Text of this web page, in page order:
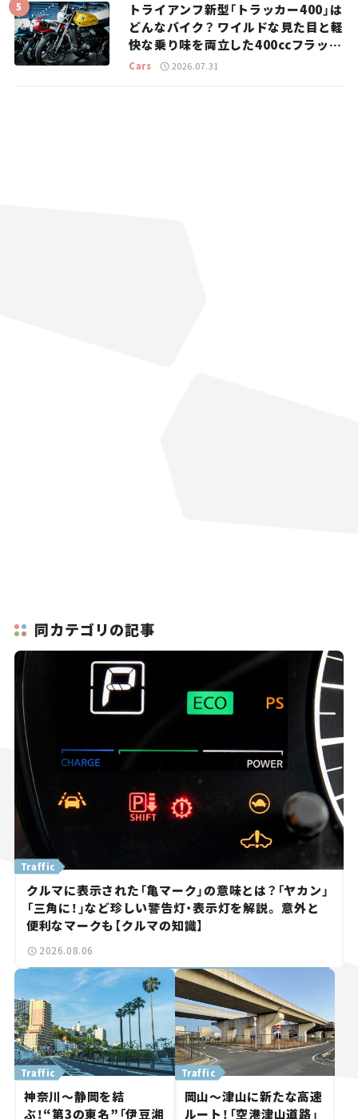
トライアンフ新型「トラッカー400」は
どんなバイク？ ワイルドな見た目と軽
快な乗り味を両立した400ccフラット
トラッカー【試乗レビュー】
Cars 2026.07.31
同カテゴリの記事
クルマに表示された「亀マーク」の意味とは？「ヤカン」
「三角に！」など珍しい警告灯・表示灯を解説。 意外と
便利なマークも【クルマの知識】
Traffic
2026.08.06
神奈川～静岡を結
ぶ！“第3の東名”「伊豆湘
Traffic
岡山～津山に新たな高速
ルート！「空港津山道路」
Traffic